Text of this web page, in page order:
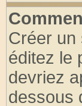
Créer un
éditez le
devriez
dessous